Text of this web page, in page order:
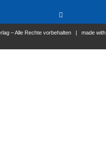
– Alle Rechte vorbehalten | made with